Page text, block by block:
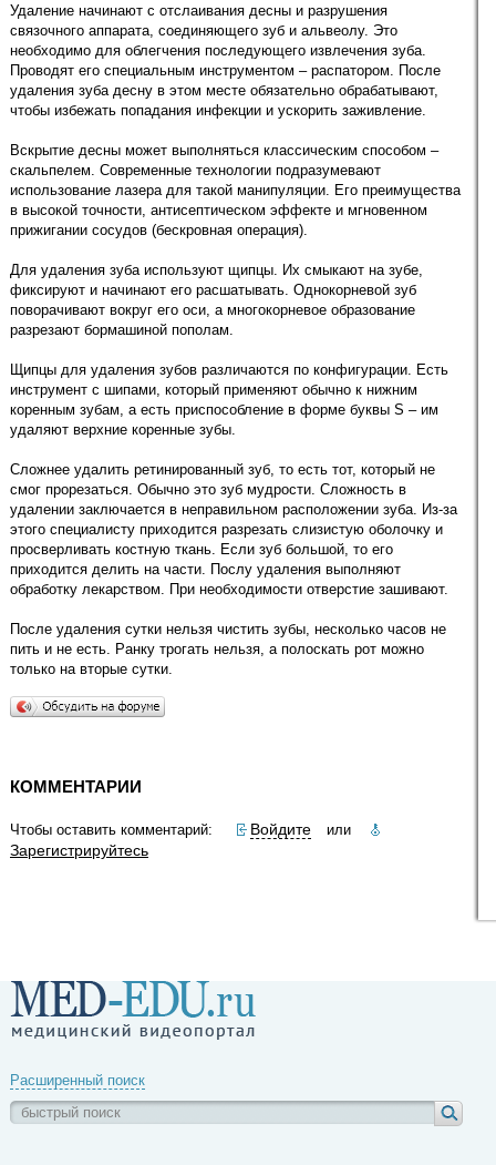
Удаление начинают с отслаивания десны и разрушения
связочного аппарата, соединяющего зуб и альвеолу. Это
необходимо для облегчения последующего извлечения зуба.
Проводят его специальным инструментом – распатором. После
удаления зуба десну в этом месте обязательно обрабатывают,
чтобы избежать попадания инфекции и ускорить заживление.
Вскрытие десны может выполняться классическим способом –
скальпелем. Современные технологии подразумевают
использование лазера для такой манипуляции. Его преимущества
в высокой точности, антисептическом эффекте и мгновенном
прижигании сосудов (бескровная операция).
Для удаления зуба используют щипцы. Их смыкают на зубе,
фиксируют и начинают его расшатывать. Однокорневой зуб
поворачивают вокруг его оси, а многокорневое образование
разрезают бормашиной пополам.
Щипцы для удаления зубов различаются по конфигурации. Есть
инструмент с шипами, который применяют обычно к нижним
коренным зубам, а есть приспособление в форме буквы S – им
удаляют верхние коренные зубы.
Сложнее удалить ретинированный зуб, то есть тот, который не
смог прорезаться. Обычно это зуб мудрости. Сложность в
удалении заключается в неправильном расположении зуба. Из-за
этого специалисту приходится разрезать слизистую оболочку и
просверливать костную ткань. Если зуб большой, то его
приходится делить на части. Послу удаления выполняют
обработку лекарством. При необходимости отверстие зашивают.
После удаления сутки нельзя чистить зубы, несколько часов не
пить и не есть. Ранку трогать нельзя, а полоскать рот можно
только на вторые сутки.
КОММЕНТАРИИ
Чтобы оставить комментарий: Войдите или
Зарегистрируйтесь
Расширенный поиск